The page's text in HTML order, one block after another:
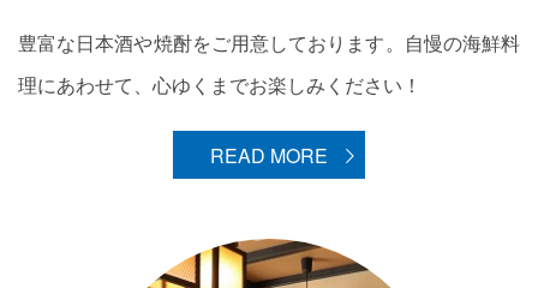
豊富な日本酒や焼酎をご用意しております。自慢の海鮮料
理にあわせて、心ゆくまでお楽しみください！
READ MORE